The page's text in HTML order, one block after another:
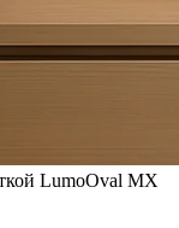
LumoOval MX